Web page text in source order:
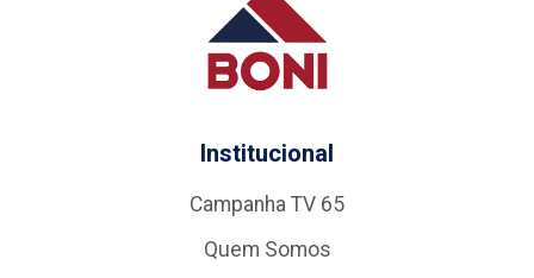
Institucional
Campanha TV 65
Quem Somos